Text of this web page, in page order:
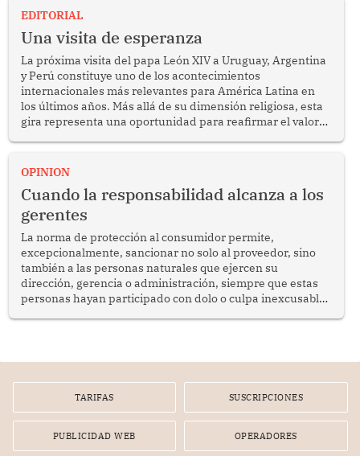
EDITORIAL
Una visita de esperanza
La próxima visita del papa León XIV a Uruguay, Argentina
y Perú constituye uno de los acontecimientos
internacionales más relevantes para América Latina en
los últimos años. Más allá de su dimensión religiosa, esta
gira representa una oportunidad para reafirmar el valor
enfrenta desafíos en materia de desarrollo, cohesión
OPINION
Cuando la responsabilidad alcanza a los
gerentes
La norma de protección al consumidor permite,
excepcionalmente, sancionar no solo al proveedor, sino
también a las personas naturales que ejercen su
dirección, gerencia o administración, siempre que estas
personas hayan participado con dolo o culpa inexcusable
por la frustrada realización de un meet and greet con
TARIFAS SUSCRIPCIONES
PUBLICIDAD WEB OPERADORES